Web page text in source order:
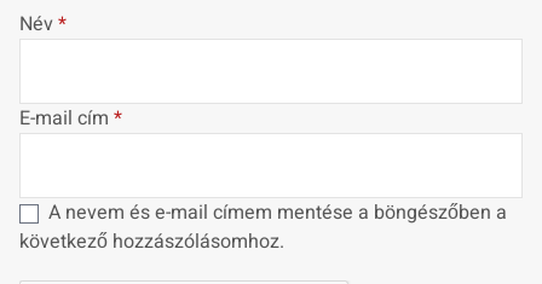
Név*
E-mail cím *
A nevem és e-mail címem mentése a böngészőben a
következő hozzászólásomhoz.